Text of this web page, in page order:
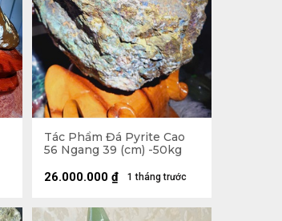
Tác Phẩm Đá Pyrite Cao
56 Ngang 39 (cm) -50kg
1 tháng trước
26.000.000 ₫